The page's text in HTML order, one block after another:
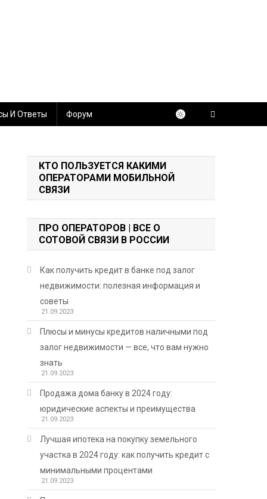
И Ответы Форум
КТО ПОЛЬЗУЕТСЯ КАКИМИ
ОПЕРАТОРАМИ МОБИЛЬНОЙ
СВЯЗИ
ПРО ОПЕРАТОРОВ | ВСЕ О
СОТОВОЙ СВЯЗИ В РОССИИ
Как получить кредит в банке под залог
недвижимости: полезная информация и
советы
21.09.2023
Плюсы и минусы кредитов наличными под
залог недвижимости — все, что вам нужно
знать
21.09.2023
Продажа дома банку в 2024 году:
юридические аспекты и преимущества
21.09.2023
Лучшая ипотека на покупку земельного
участка в 2024 году: как получить кредит с
минимальными процентами
21.09.2023